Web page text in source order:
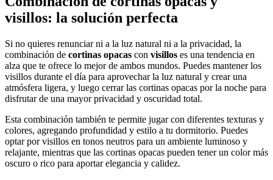
visillos: la solución perfecta
Si no quieres renunciar ni a la luz natural ni a la privacidad, la
combinación de cortinas opacas con visillos es una tendencia en
alza que te ofrece lo mejor de ambos mundos. Puedes mantener los
visillos durante el día para aprovechar la luz natural y crear una
atmósfera ligera, y luego cerrar las cortinas opacas por la noche para
disfrutar de una mayor privacidad y oscuridad total.
Esta combinación también te permite jugar con diferentes texturas y
colores, agregando profundidad y estilo a tu dormitorio. Puedes
optar por visillos en tonos neutros para un ambiente luminoso y
relajante, mientras que las cortinas opacas pueden tener un color más
oscuro o rico para aportar elegancia y calidez.